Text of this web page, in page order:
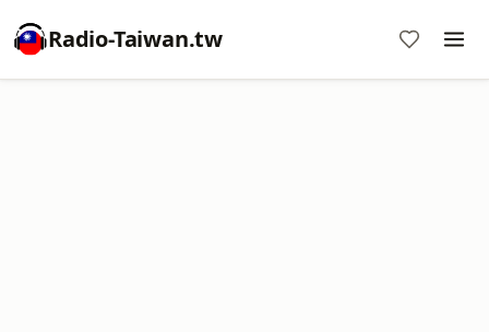
Radio-Taiwan.tw